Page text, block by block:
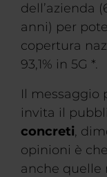
dell’azienda
anni) per
copertura
93,1% in 5G *.
Il messaggio
invita il
concreti,
opinioni è
anche quelle